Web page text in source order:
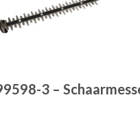
3 –